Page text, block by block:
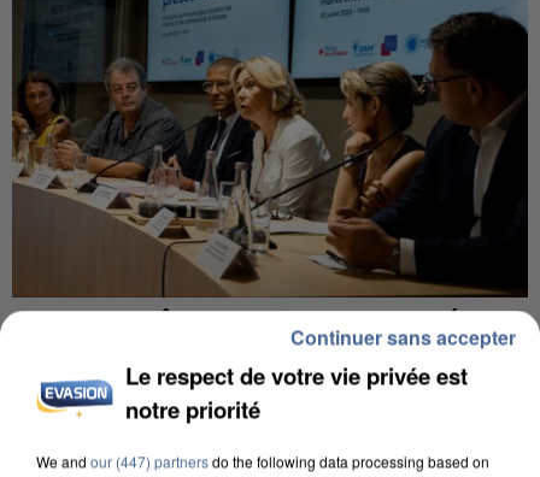
INCENDIES : L’ÎLE-DE-FRANCE LANCE UN ÉLAN
DE SOLIDARITÉ AVEC LES...
Le respect de votre vie privée est
notre priorité
We and our (447) partnersdo the following data processing based on
Continuer sans accepter